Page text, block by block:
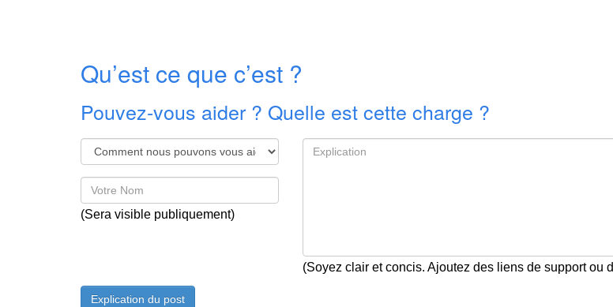
Qu’est ce que c’est ?
Pouvez-vous aider ? Quelle est cette charge ?
(Sera visible publiquement)
(Soyez clair et concis. Ajoutez des liens de support ou